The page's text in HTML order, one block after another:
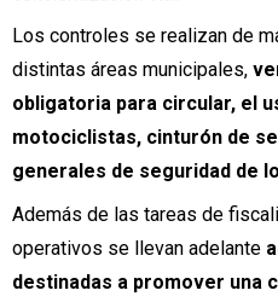
Los controles se realizan de
distintas áreas municipales,
obligatoria para circular, el
motociclistas, cinturón de
generales de seguridad de
Además de las tareas de
operativos se llevan adelante
destinadas a promover una